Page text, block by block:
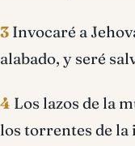
3 Invocaré a
alabado, y seré
4 Los lazos de la
los torrentes de la